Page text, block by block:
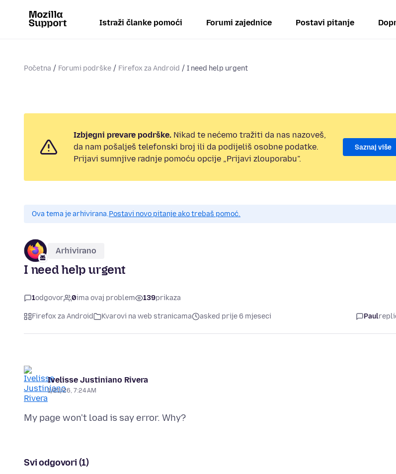
Istraži članke pomoći Forumi zajednice Postavi pitanje
Početna Forumi podrške Firefox za Android I need help urgent
Izbjegni prevare podrške. Nikad te nećemo tražiti da nas nazoveš,
da nam pošalješ telefonski broj ili da podijeliš osobne podatke.
Prijavi sumnjive radnje pomoću opcije „Prijavi zlouporabu”.
Saznaj više
Ova tema je arhivirana.Postavi novo pitanje ako trebaš pomoć.
Arhivirano
I need help urgent
1odgovor 0ima ovaj problem 139prikaza
Firefox za Android Kvarovi na web stranicama asked prije 6 mjeseci Paul
Ivelisse Justiniano Rivera
1/21/26, 7:24 AM
Svi odgovori (1)